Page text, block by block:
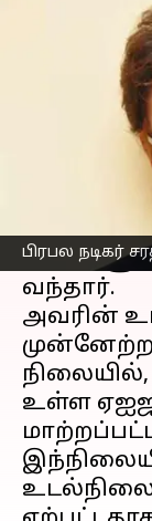
பிரபல நடிகர்
நடிகர்
செய்தி
வந்தார்.
அவரின்
உள்ள